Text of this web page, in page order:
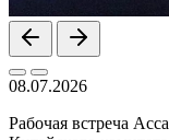
08.07.2026
Рабочая встреча